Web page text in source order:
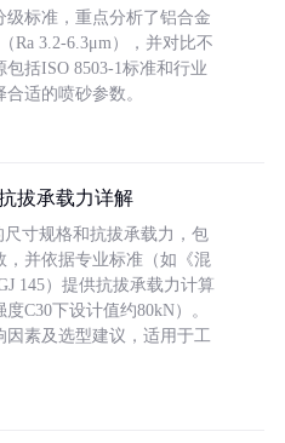
标准，重点分析了铝合金
Ra 3.2-6.3μm），并对比不
括ISO 8503-1标准和行业
适的喷砂参数。
拔承载力详解
寸规格和抗拔承载力，包
并依据专业标准（如《混
145）提供抗拔承载力计算
C30下设计值约80kN）。
因素及选型建议，适用于工